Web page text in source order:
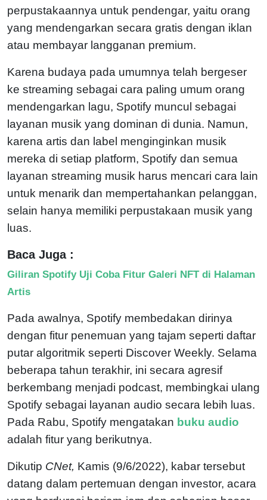
perpustakaannya untuk pendengar, yaitu orang
yang mendengarkan secara gratis dengan iklan
atau membayar langganan premium.
Karena budaya pada umumnya telah bergeser
ke streaming sebagai cara paling umum orang
mendengarkan lagu, Spotify muncul sebagai
layanan musik yang dominan di dunia. Namun,
karena artis dan label menginginkan musik
mereka di setiap platform, Spotify dan semua
layanan streaming musik harus mencari cara lain
untuk menarik dan mempertahankan pelanggan,
selain hanya memiliki perpustakaan musik yang
luas.
Baca Juga :
Giliran Spotify Uji Coba Fitur Galeri NFT di Halaman
Artis
Pada awalnya, Spotify membedakan dirinya
dengan fitur penemuan yang tajam seperti daftar
putar algoritmik seperti Discover Weekly. Selama
beberapa tahun terakhir, ini secara agresif
berkembang menjadi podcast, membingkai ulang
Spotify sebagai layanan audio secara lebih luas.
Pada Rabu, Spotify mengatakan buku audio
adalah fitur yang berikutnya.
Dikutip CNet, Kamis (9/6/2022), kabar tersebut
datang dalam pertemuan dengan investor, acara